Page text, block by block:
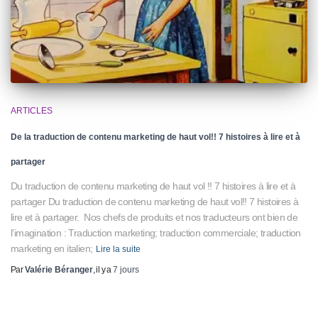
ARTICLES
De la traduction de contenu marketing de haut vol!! 7 histoires à lire et à
partager
Du traduction de contenu marketing de haut vol !! 7 histoires à lire et à
partager Du traduction de contenu marketing de haut vol!! 7 histoires à
lire et à partager. Nos chefs de produits et nos traducteurs ont bien de
l’imagination : Traduction marketing; traduction commerciale; traduction
marketing en italien; Lire la suite
ParValérie Béranger, il y a7 jours